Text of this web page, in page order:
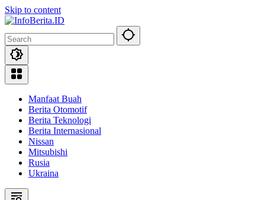
Skip to content
Manfaat Buah
Berita Otomotif
Berita Teknologi
Berita Internasional
Nissan
Mitsubishi
Rusia
Ukraina